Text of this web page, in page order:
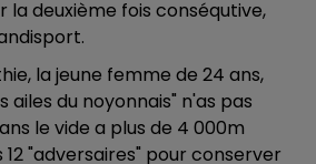
deuxième fois conséqutive,
la jeune femme de 24 ans,
ailes du noyonnais" n'as pas
le vide a plus de 4 000m
"adversaires" pour conserver